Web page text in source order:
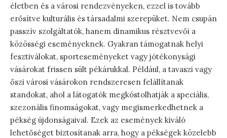
életben és a városi rendezvényeken, ezzel is tovább
erősítve kulturális és társadalmi szerepüket. Nem csupán
passzív szolgáltatók, hanem dinamikus résztvevői a
közösségi eseményeknek. Gyakran támogatnak helyi
fesztiválokat, sporteseményeket vagy jótékonysági
vásárokat frissen sült pékárukkal. Például, a tavaszi vagy
őszi városi vásárokon rendszeresen felállítanak
standokat, ahol a látogatók megkóstolhatják a speciális,
szezonális finomságokat, vagy megismerkedhetnek a
pékség újdonságaival. Ezek az események kiváló
lehetőséget biztosítanak arra, hogy a pékségek közelebb